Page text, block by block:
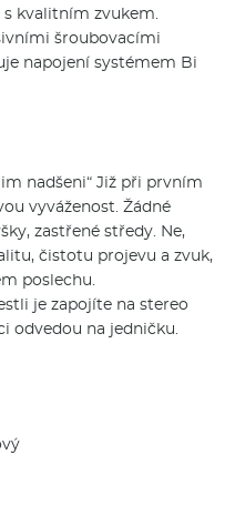
kvalitním zvukem.
šroubovacími
napojení systémem Bi
nadšeni“ Již při prvním
vyváženost. Žádné
zastřené středy. Ne,
čistotu projevu a zvuk,
poslechu.
je zapojíte na stereo
odvedou na jedničku.